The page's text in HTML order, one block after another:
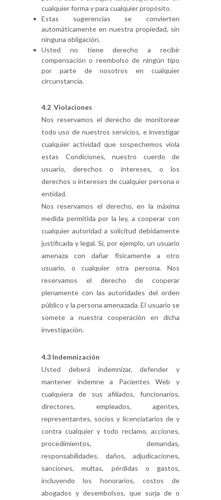
cualquier forma y para cualquier propósito.
Estas sugerencias se convierten
automáticamente en nuestra propiedad, sin
ninguna obligación.
Usted no tiene derecho a recibir
compensación o reembolso de ningún tipo
por parte de nosotros en cualquier
circunstancia.
4.2 Violaciones
Nos reservamos el derecho de monitorear
todo uso de nuestros servicios, e investigar
cualquier actividad que sospechemos viola
estas Condiciones, nuestro cuerdo de
usuario, derechos o intereses, o los
derechos o intereses de cualquier persona o
entidad.
Nos reservamos el derecho, en la máxima
medida permitida por la ley, a cooperar con
cualquier autoridad a solicitud debidamente
justificada y legal. Si, por ejemplo, un usuario
amenaza con dañar físicamente a otro
usuario, o cualquier otra persona. Nos
reservamos el derecho de cooperar
plenamente con las autoridades del orden
público y la persona amenazada. El usuario se
somete a nuestra cooperación en dicha
investigación.
4.3 Indemnización
Usted deberá indemnizar, defender y
mantener indemne a Pacientes Web y
cualquiera de sus afiliados, funcionarios,
directores, empleados, agentes,
representantes, socios y licenciatarios de y
contra cualquier y todo reclamo, acciones,
procedimientos, demandas,
responsabilidades, daños, adjudicaciones,
sanciones, multas, pérdidas o gastos,
incluyendo los honorarios, costos de
abogados y desembolsos, que surja de o